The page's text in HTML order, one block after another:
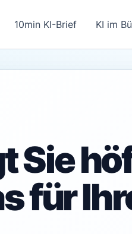
10min KI-Brief KI im
Sie
für